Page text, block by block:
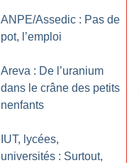
ANPE/Assedic : Pas de
pot, l’emploi
Areva : De l’uranium
dans le crâne des petits
nenfants
IUT, lycées,
universités : Surtout,